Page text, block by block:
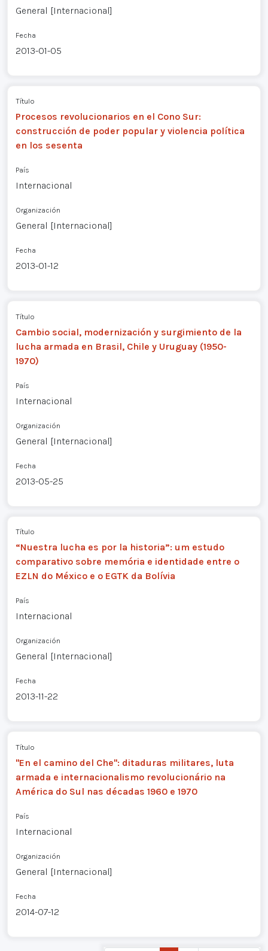
General [Internacional]
Fecha
2013-01-05
Título
Procesos revolucionarios en el Cono Sur:
construcción de poder popular y violencia política
en los sesenta
País
Internacional
Organización
General [Internacional]
Fecha
2013-01-12
Título
Cambio social, modernización y surgimiento de la
lucha armada en Brasil, Chile y Uruguay (1950-
1970)
País
Internacional
Organización
General [Internacional]
Fecha
2013-05-25
Título
“Nuestra lucha es por la historia”: um estudo
comparativo sobre memória e identidade entre o
EZLN do México e o EGTK da Bolívia
País
Internacional
Organización
General [Internacional]
Fecha
2013-11-22
Título
"En el camino del Che": ditaduras militares, luta
armada e internacionalismo revolucionário na
América do Sul nas décadas 1960 e 1970
País
Internacional
Organización
General [Internacional]
Fecha
2014-07-12